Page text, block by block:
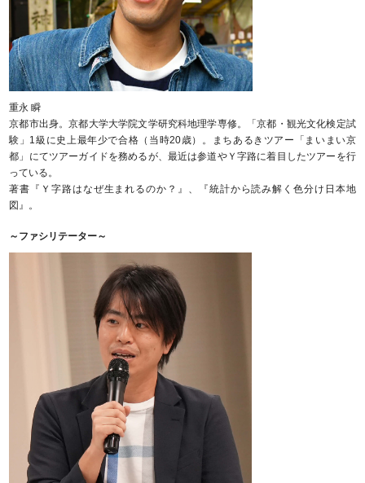
重永 瞬
京都市出身。京都大学大学院文学研究科地理学専修。「京都・観光文化検定試
験」1級に史上最年少で合格（当時20歳）。まちあるきツアー「まいまい京
都」にてツアーガイドを務めるが、最近は参道やＹ字路に着目したツアーを行
っている。
著書『Ｙ字路はなぜ生まれるのか？』、『統計から読み解く色分け日本地
図』。
～ファシリテーター～